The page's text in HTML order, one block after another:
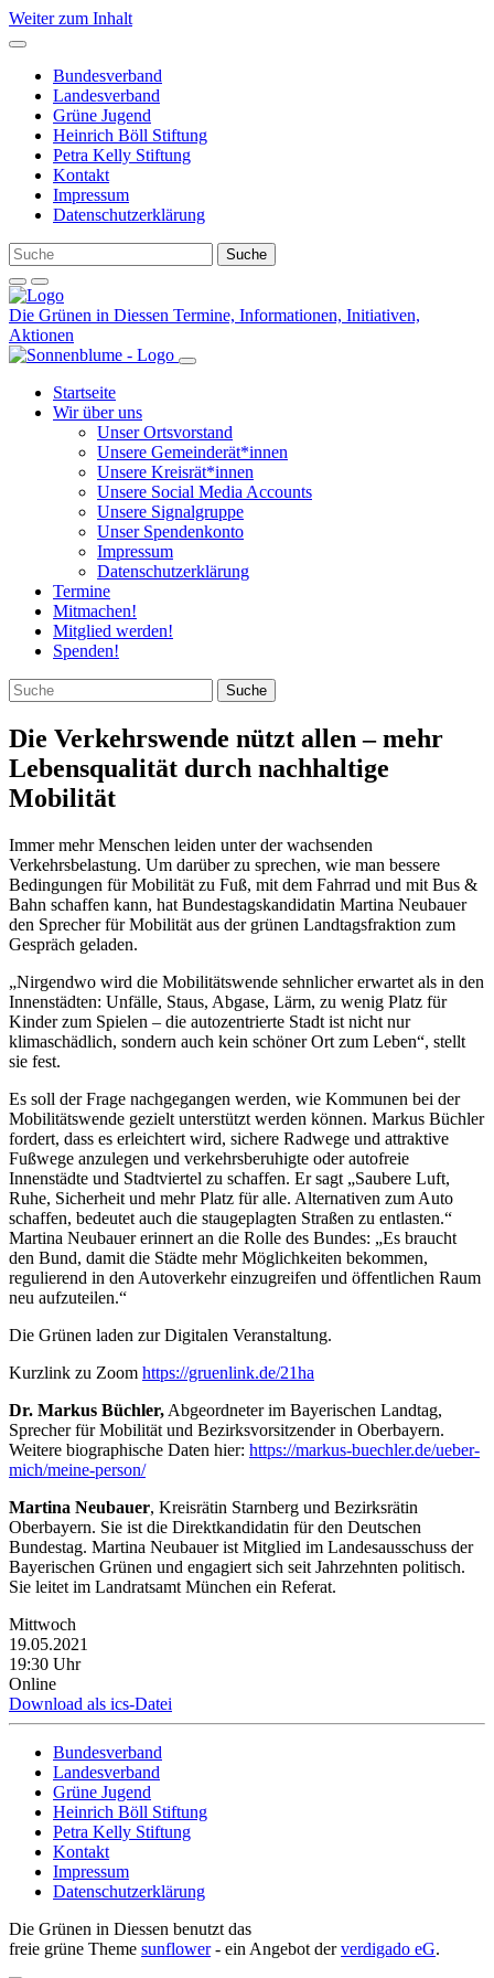
Weiter zum Inhalt
Bundesverband
Landesverband
Grüne Jugend
Heinrich Böll Stiftung
Petra Kelly Stiftung
Kontakt
Impressum
Datenschutzerklärung
Die Grünen in Diessen Termine, Informationen, Initiativen,
Aktionen
Startseite
Wir über uns
Unser Ortsvorstand
Unsere Gemeinderät*innen
Unsere Kreisrät*innen
Unsere Social Media Accounts
Unsere Signalgruppe
Unser Spendenkonto
Impressum
Datenschutzerklärung
Termine
Mitmachen!
Mitglied werden!
Spenden!
Die Verkehrswende nützt allen – mehr
Lebensqualität durch nachhaltige
Mobilität
Immer mehr Menschen leiden unter der wachsenden
Verkehrsbelastung. Um darüber zu sprechen, wie man bessere
Bedingungen für Mobilität zu Fuß, mit dem Fahrrad und mit Bus &
Bahn schaffen kann, hat Bundestagskandidatin Martina Neubauer
den Sprecher für Mobilität aus der grünen Landtagsfraktion zum
Gespräch geladen.
„Nirgendwo wird die Mobilitätswende sehnlicher erwartet als in den
Innenstädten: Unfälle, Staus, Abgase, Lärm, zu wenig Platz für
Kinder zum Spielen – die autozentrierte Stadt ist nicht nur
klimaschädlich, sondern auch kein schöner Ort zum Leben“, stellt
sie fest.
Es soll der Frage nachgegangen werden, wie Kommunen bei der
Mobilitätswende gezielt unterstützt werden können. Markus Büchler
fordert, dass es erleichtert wird, sichere Radwege und attraktive
Fußwege anzulegen und verkehrsberuhigte oder autofreie
Innenstädte und Stadtviertel zu schaffen. Er sagt „Saubere Luft,
Ruhe, Sicherheit und mehr Platz für alle. Alternativen zum Auto
schaffen, bedeutet auch die staugeplagten Straßen zu entlasten.“
Martina Neubauer erinnert an die Rolle des Bundes: „Es braucht
den Bund, damit die Städte mehr Möglichkeiten bekommen,
regulierend in den Autoverkehr einzugreifen und öffentlichen Raum
neu aufzuteilen.“
Die Grünen laden zur Digitalen Veranstaltung.
Kurzlink zu Zoom https://gruenlink.de/21ha
Dr. Markus Büchler, Abgeordneter im Bayerischen Landtag,
Sprecher für Mobilität und Bezirksvorsitzender in Oberbayern.
Weitere biographische Daten hier: https://markus-buechler.de/ueber-
mich/meine-person/
Martina Neubauer, Kreisrätin Starnberg und Bezirksrätin
Oberbayern. Sie ist die Direktkandidatin für den Deutschen
Bundestag. Martina Neubauer ist Mitglied im Landesausschuss der
Bayerischen Grünen und engagiert sich seit Jahrzehnten politisch.
Sie leitet im Landratsamt München ein Referat.
Mittwoch
19.05.2021
19:30 Uhr
Online
Download als ics-Datei
Bundesverband
Landesverband
Grüne Jugend
Heinrich Böll Stiftung
Petra Kelly Stiftung
Kontakt
Impressum
Datenschutzerklärung
Die Grünen in Diessen benutzt das
freie grüne Theme sunflower‐ ein Angebot derverdigado eG.